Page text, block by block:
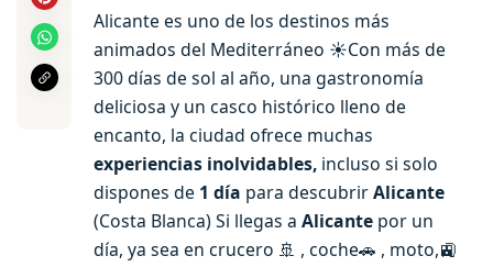
Alicante es uno de los destinos más
animados del Mediterráneo ☀️Con más de
300 días de sol al año, una gastronomía
deliciosa y un casco histórico lleno de
encanto, la ciudad ofrece muchas
experiencias inolvidables, incluso si solo
dispones de 1 día para descubrirAlicante
(Costa Blanca) Si llegas a Alicante por un
día, ya sea en crucero 🚢 , coche🚗 , moto,🚉